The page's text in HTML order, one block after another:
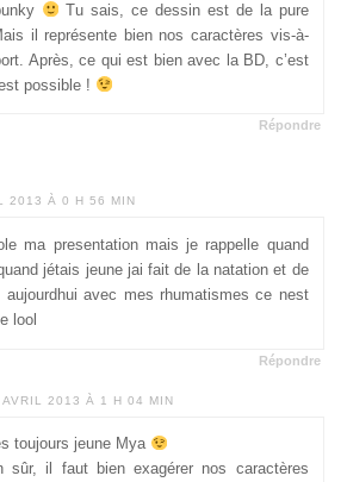
Tu sais, ce dessin est de la pure
il représente bien nos caractères vis-à-
Après, ce qui est bien avec la BD, c’est
possible !
Répondre
2013 À 0 H 56 MIN
ma presentation mais je rappelle quand
jétais jeune jai fait de la natation et de
avec mes rhumatismes ce nest
lool
Répondre
AVRIL 2013 À 1 H 04 MIN
toujours jeune Mya
sûr, il faut bien exagérer nos caractères